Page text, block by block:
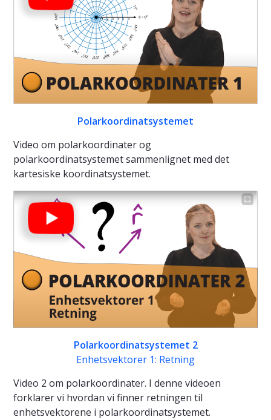
Polarkoordinatsystemet
Video om polarkoordinater og
polarkoordinatsystemet sammenlignet med det
kartesiske koordinatsystemet.
Polarkoordinatsystemet 2
Enhetsvektorer 1: Retning
Video 2 om polarkoordinater. I denne videoen
forklarer vi hvordan vi finner retningen til
enhetsvektorene i polarkoordinatsystemet.